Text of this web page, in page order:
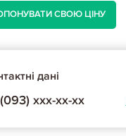
СВОЮ ЦІНУ
дані
(093) ххх-хх-хх